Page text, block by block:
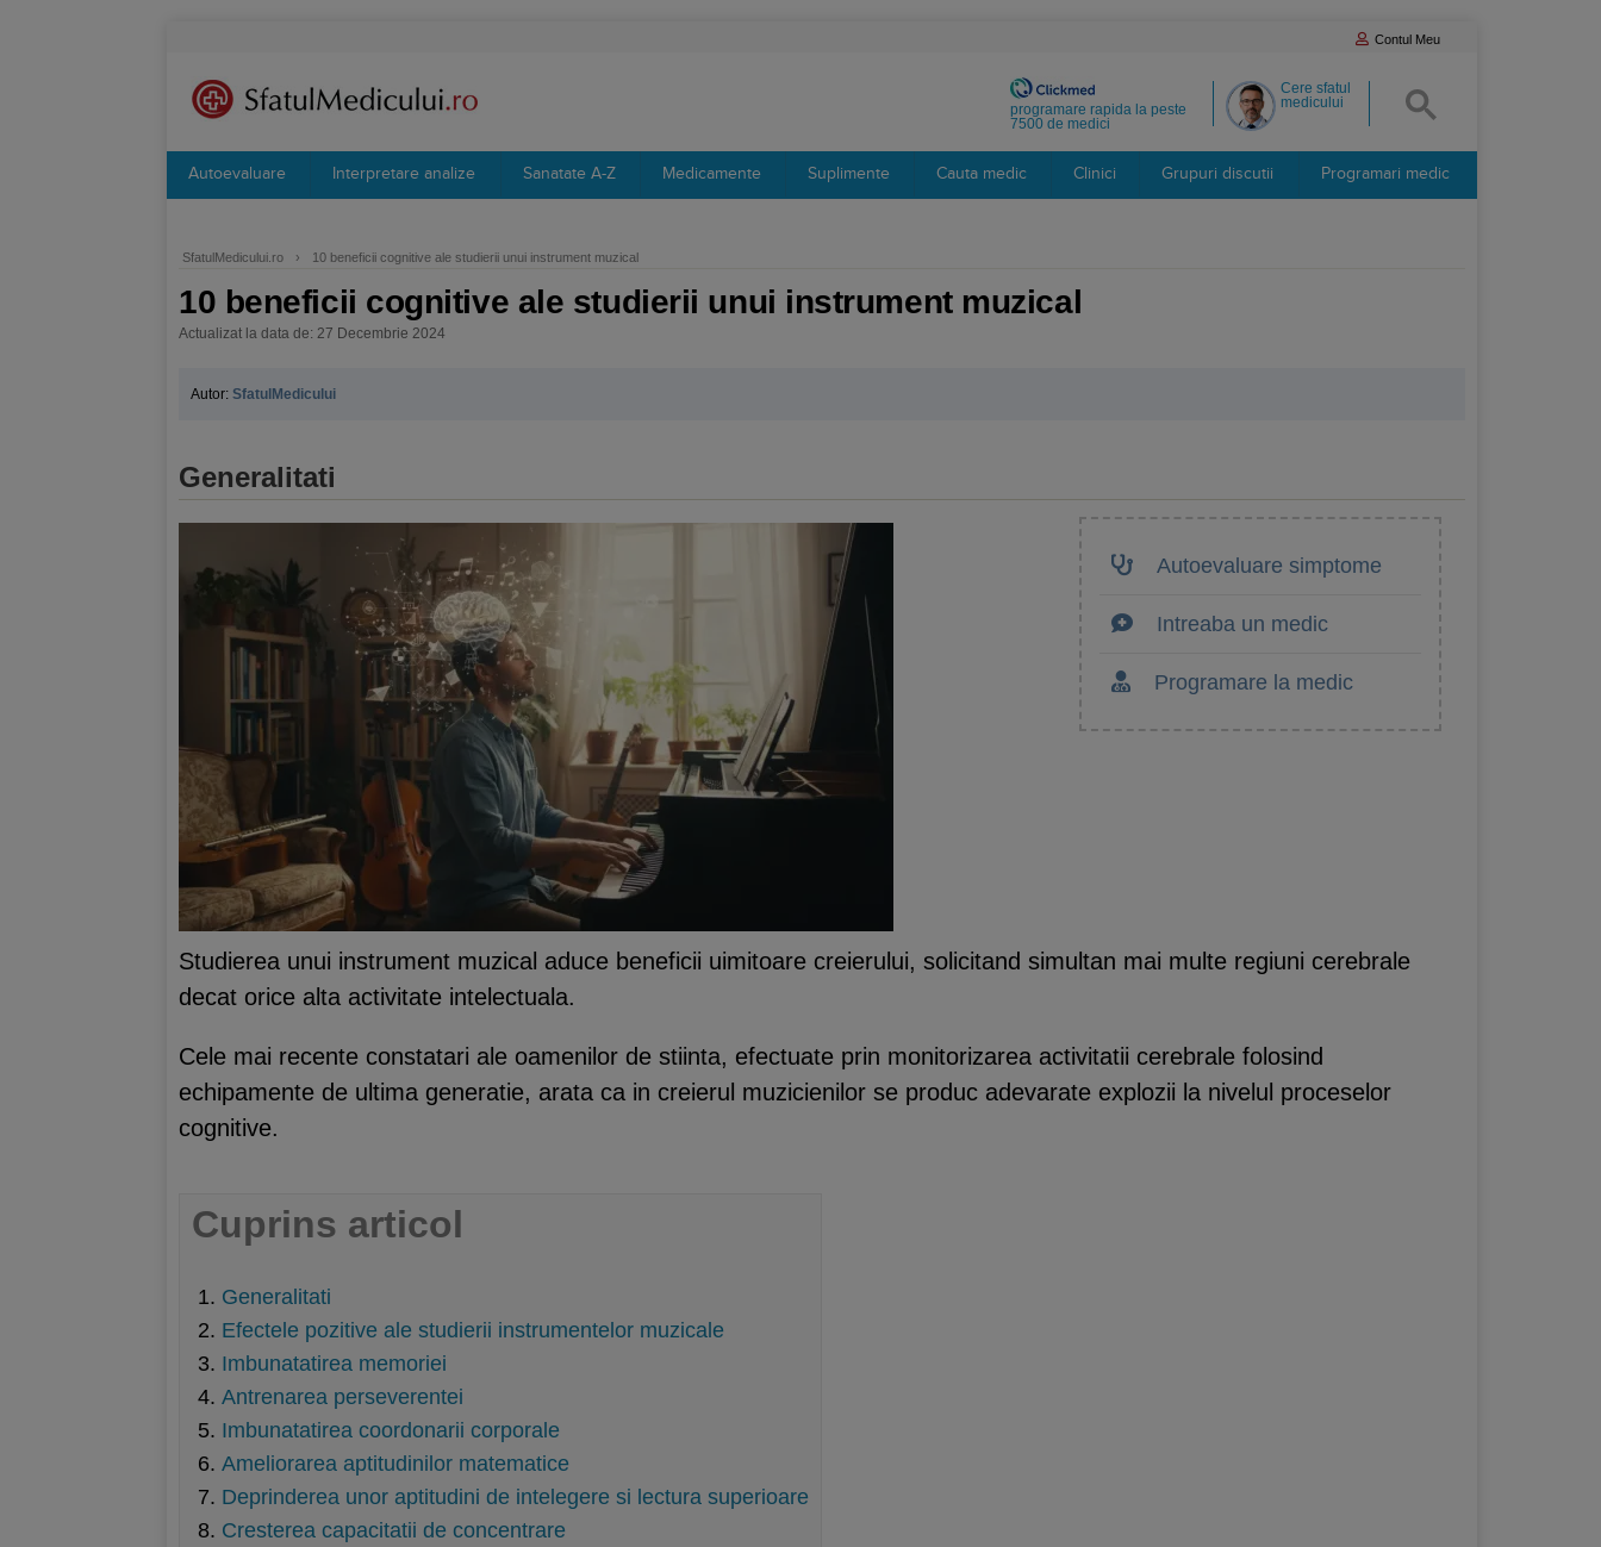
Contul Meu
Cere sfatul
medicului
programare rapida la peste
7500 de medici
Autoevaluare Interpretare analize Sanatate A-Z Medicamente Suplimente Cauta medic Clinici Grupuri discutii Programari medic
SfatulMedicului.ro › 10 beneficii cognitive ale studierii unui instrument muzical
10 beneficii cognitive ale studierii unui instrument muzical
Actualizat la data de: 27 Decembrie 2024
Autor: SfatulMedicului
Generalitati
Autoevaluare simptome
Intreaba un medic
Programare la medic
Studierea unui instrument muzical aduce beneficii uimitoare creierului, solicitand simultan mai multe regiuni cerebrale
decat orice alta activitate intelectuala.
Cele mai recente constatari ale oamenilor de stiinta, efectuate prin monitorizarea activitatii cerebrale folosind
echipamente de ultima generatie, arata ca in creierul muzicienilor se produc adevarate explozii la nivelul proceselor
cognitive.
Cuprins articol
Generalitati
Efectele pozitive ale studierii instrumentelor muzicale
Imbunatatirea memoriei
Antrenarea perseverentei
Imbunatatirea coordonarii corporale
Ameliorarea aptitudinilor matematice
Deprinderea unor aptitudini de intelegere si lectura superioare
Cresterea capacitatii de concentrare